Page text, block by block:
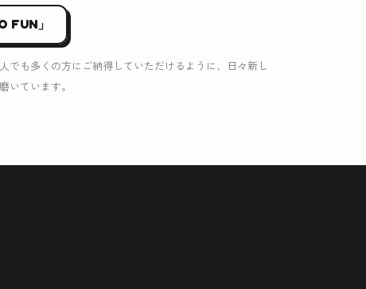
FUN」
でも多くの方にご納得していただけるように、日々新し
いています。